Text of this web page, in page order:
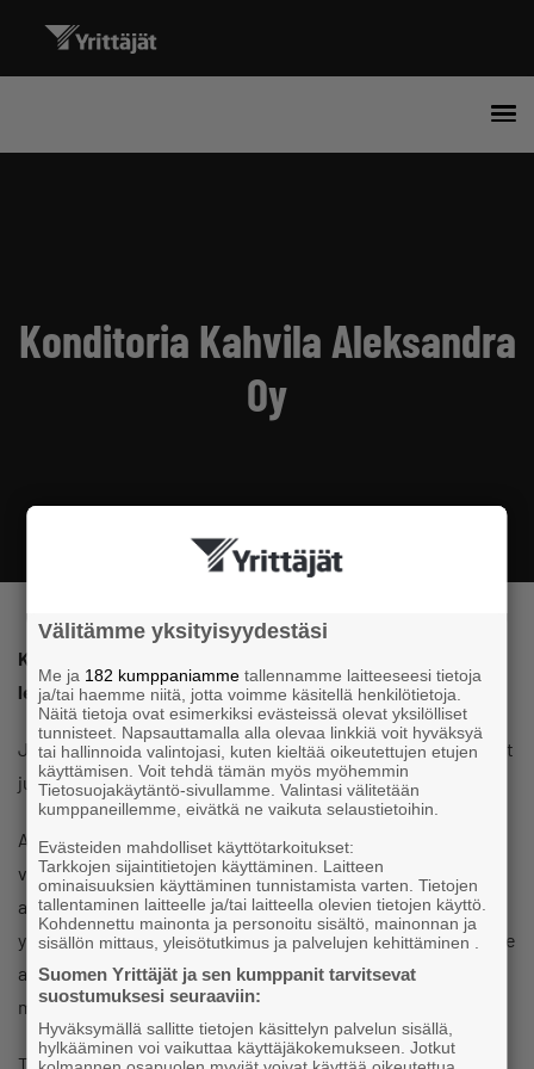
Konditoria Kahvila Aleksandra
Oy
Kahvila-Konditoria · Lounas · Juhlapalvelut · Kakut ja
leivonnaiset
Juhlat lähestymässä, tilaa meiltä suolaiset ja makeat herkut
juhlapöytään!
Aleksandra on viihtyisä keidas Lappeenrannan torin
vieressä. Toimintafilosofiamme mukaan haluamme tarjota
asiakkaillemme suussa sulavia herkkuja tunnelmallisessa
ympäristössä. Ammattitaitoinen henkilökuntamme palvelee
aina ystävällisesti ja kertoo tuotteittemme
makumaailmasta.
Tuotevalikoimaamme kuuluvat perinteiset
Välitämme yksityisyydestäsi
Me ja 182 kumppaniamme tallennamme laitteeseesi tietoja
ja/tai haemme niitä, jotta voimme käsitellä henkilötietoja.
Näitä tietoja ovat esimerkiksi evästeissä olevat yksilölliset
tunnisteet. Napsauttamalla alla olevaa linkkiä voit hyväksyä
tai hallinnoida valintojasi, kuten kieltää oikeutettujen etujen
käyttämisen. Voit tehdä tämän myös myöhemmin
Tietosuojakäytäntö-sivullamme. Valintasi välitetään
kumppaneillemme, eivätkä ne vaikuta selaustietoihin.
Evästeiden mahdolliset käyttötarkoitukset:
Tarkkojen sijaintitietojen käyttäminen. Laitteen
ominaisuuksien käyttäminen tunnistamista varten. Tietojen
tallentaminen laitteelle ja/tai laitteella olevien tietojen käyttö.
Kohdennettu mainonta ja personoitu sisältö, mainonnan ja
sisällön mittaus, yleisötutkimus ja palvelujen kehittäminen .
Suomen Yrittäjät ja sen kumppanit tarvitsevat
suostumuksesi seuraaviin:
Hyväksymällä sallitte tietojen käsittelyn palvelun sisällä,
hylkääminen voi vaikuttaa käyttäjäkokemukseen. Jotkut